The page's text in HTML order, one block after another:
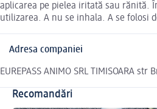
aplicarea pe pielea iritată sau rănită.
utilizarea. A nu se inhala. A se folosi
Adresa companiei
EUREPASS ANIMO SRL TIMISOARA str
Recomandări